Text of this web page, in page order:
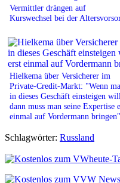
Vermittler drängen auf
Kurswechsel bei der
Hielkema über Versicherer im
Private-Credit-Markt: "Wenn
in dieses Geschäft einsteigen will,
dann muss man seine Expertise
einmal auf Vordermann bringen"
Schlagwörter: Russland